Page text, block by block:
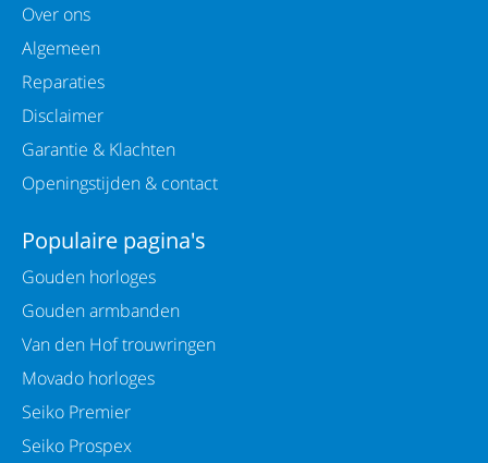
Over ons
Algemeen
Reparaties
Disclaimer
Garantie & Klachten
Openingstijden & contact
Populaire pagina's
Gouden horloges
Gouden armbanden
Van den Hof trouwringen
Movado horloges
Seiko Premier
Seiko Prospex